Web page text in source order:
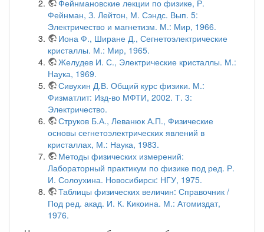
Фейнмановские лекции по физике, Р.
Фейнман, З. Лейтон, М. Сэндс. Вып. 5:
Электричество и магнетизм. М.: Мир, 1966.
Иона Ф., Ширане Д., Сегнетоэлектрические
кристаллы. М.: Мир, 1965.
Желудев И. С., Электрические кристаллы. М.:
Наука, 1969.
Сивухин Д.В. Общий курс физики. М.:
Физматлит: Изд-во МФТИ, 2002. Т. 3:
Электричество.
Струков Б.А., Леванюк А.П., Физические
основы сегнетоэлектрических явлений в
кристаллах, М.: Наука, 1983.
Методы физических измерений:
Лабораторный практикум по физике под ред. Р.
И. Солоухина. Новосибирск: НГУ, 1975.
Таблицы физических величин: Справочник /
Под ред. акад. И. К. Кикоина. М.: Атомиздат,
1976.